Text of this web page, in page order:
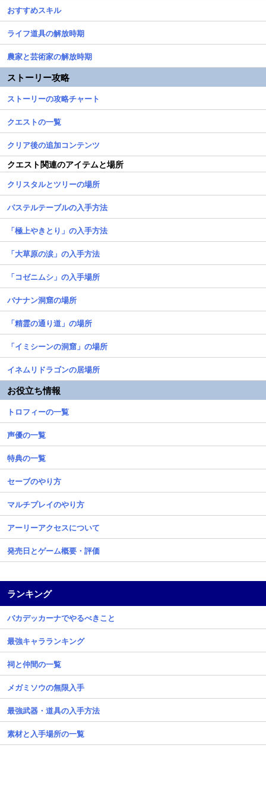
おすすめスキル
ライフ道具の解放時期
農家と芸術家の解放時期
ストーリー攻略
ストーリーの攻略チャート
クエストの一覧
クリア後の追加コンテンツ
クエスト関連のアイテムと場所
クリスタルとツリーの場所
パステルテーブルの入手方法
「極上やきとり」の入手方法
「大草原の涙」の入手方法
「コゼニムシ」の入手場所
バナナン洞窟の場所
「精霊の通り道」の場所
「イミシーンの洞窟」の場所
イネムリドラゴンの居場所
お役立ち情報
トロフィーの一覧
声優の一覧
特典の一覧
セーブのやり方
マルチプレイのやり方
アーリーアクセスについて
発売日とゲーム概要・評価
ランキング
バカデッカーナでやるべきこと
最強キャラランキング
祠と仲間の一覧
メガミソウの無限入手
最強武器・道具の入手方法
素材と入手場所の一覧